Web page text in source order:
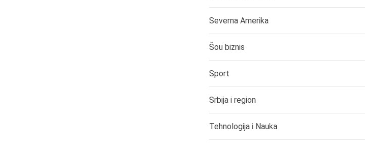
Severna Amerika
Šou biznis
Sport
Srbija i region
Tehnologija i Nauka